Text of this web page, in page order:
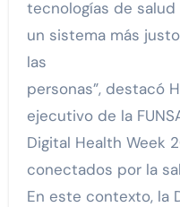
tecnologías de
un sistema más
las
personas”, destacó
ejecutivo de la
Digital Health Week
conectados por la
En este contexto, la